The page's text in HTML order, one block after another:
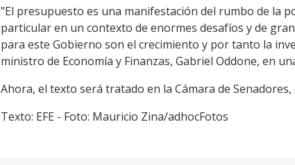
"El presupuesto es una manifestación del rumbo de la
particular en un contexto de enormes desafíos y de
para este Gobierno son el crecimiento y por tanto la
ministro de Economía y Finanzas, Gabriel Oddone, en
Ahora, el texto será tratado en la Cámara de
Texto: EFE - Foto: Mauricio Zina/adhocFotos